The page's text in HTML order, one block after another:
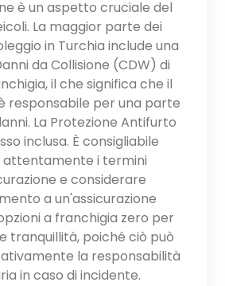
è un aspetto cruciale del
La maggior parte dei
in Turchia include una
da Collisione (CDW) di
il che significa che il
responsabile per una parte
La Protezione Antifurto
inclusa. È consigliabile
attentamente i termini
e considerare
a un'assicurazione
a franchigia zero per
tranquillità, poiché ciò può
la responsabilità
in caso di incidente.